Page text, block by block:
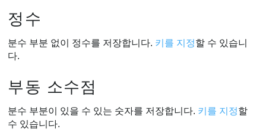
정수
분수 부분 없이 정수를 저장합니다. 키를 지정할 수 있습니
다.
부동 소수점
분수 부분이 있을 수 있는 숫자를 저장합니다. 키를 지정할
수 있습니다.